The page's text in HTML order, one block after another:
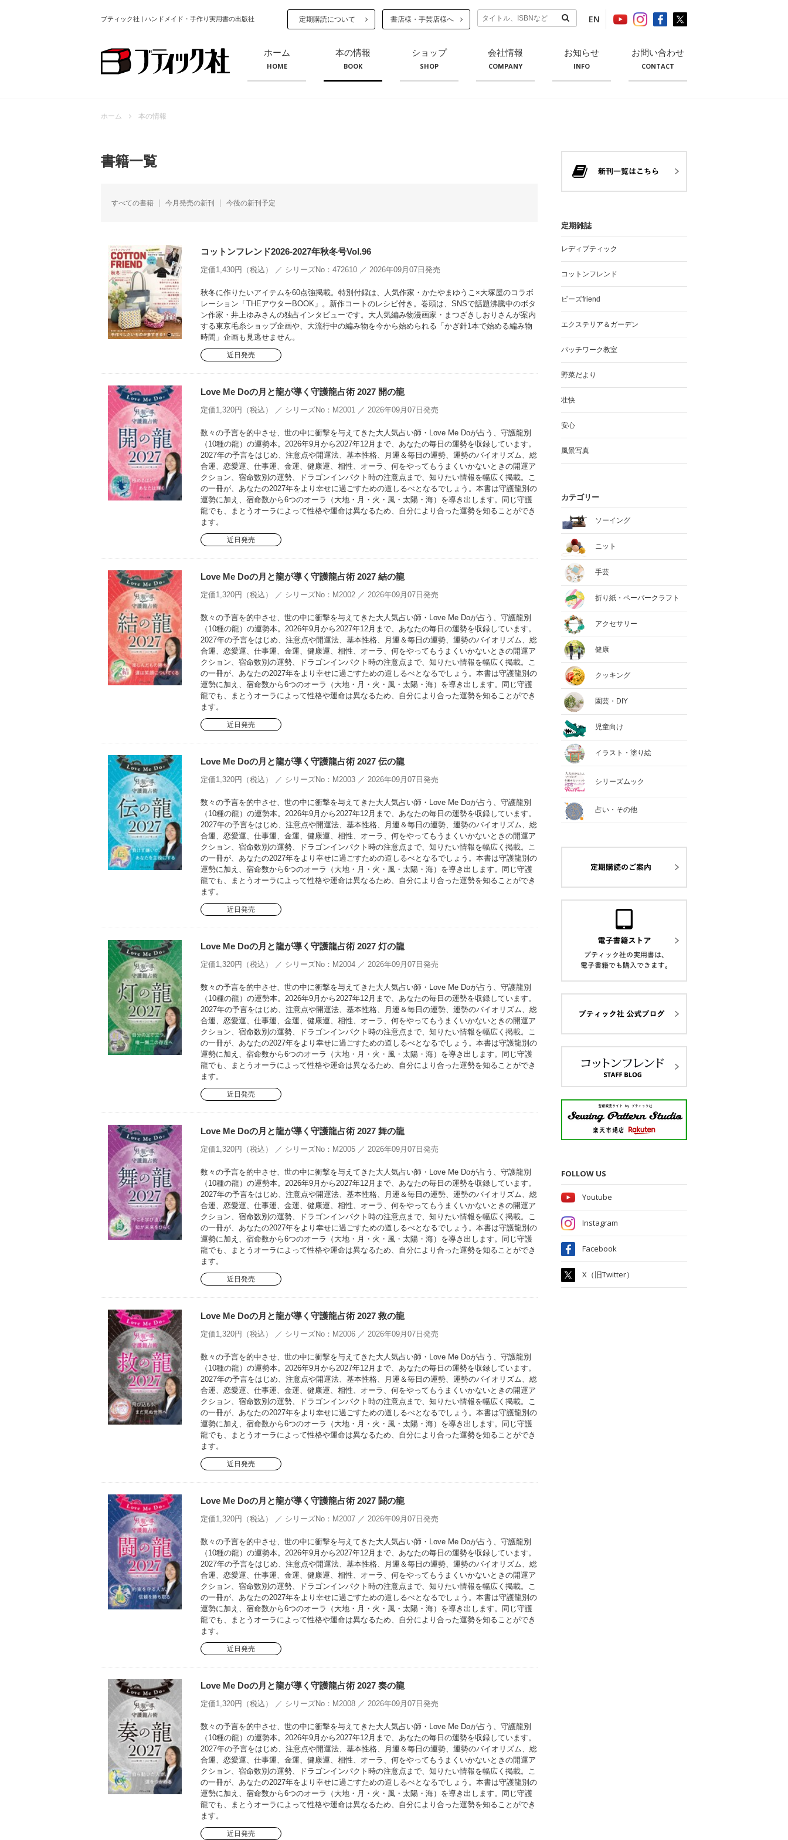
ブティック社 | ハンドメイド・手作り実用書の出版社 定期購読について 書店様・手芸店様へ EN
ホーム
HOME
本の情報
BOOK
ショップ
SHOP
会社情報
COMPANY
お知らせ
INFO
お問い合わせ
CONTACT
ホーム 本の情報
書籍一覧
すべての書籍 今月発売の新刊 今後の新刊予定
コットンフレンド2026-2027年秋冬号Vol.96
定価1,430円（税込） ／ シリーズNo：472610 ／ 2026年09月07日発売
秋冬に作りたいアイテムを60点強掲載。特別付録は、人気作家・かたやまゆうこ×大塚屋のコラボ
レーション「THEアウターBOOK」。新作コートのレシピ付き。巻頭は、SNSで話題沸騰中のボタ
ン作家・井上ゆみさんの独占インタビューです。大人気編み物漫画家・まつざきしおりさんが案内
する東京毛糸ショップ企画や、大流行中の編み物を今から始められる「かぎ針1本で始める編み物
時間」企画も見逃せません。
近日発売
Love Me Doの月と龍が導く守護龍占術 2027 開の龍
定価1,320円（税込） ／ シリーズNo：M2001 ／ 2026年09月07日発売
数々の予言を的中させ、世の中に衝撃を与えてきた大人気占い師・Love Me Doが占う、守護龍別
（10種の龍）の運勢本。2026年9月から2027年12月まで、あなたの毎日の運勢を収録しています。
2027年の予言をはじめ、注意点や開運法、基本性格、月運＆毎日の運勢、運勢のバイオリズム、総
合運、恋愛運、仕事運、金運、健康運、相性、オーラ、何をやってもうまくいかないときの開運ア
クション、宿命数別の運勢、ドラゴンインパクト時の注意点まで、知りたい情報を幅広く掲載。こ
の一冊が、あなたの2027年をより幸せに過ごすための道しるべとなるでしょう。本書は守護龍別の
運勢に加え、宿命数から6つのオーラ（大地・月・火・風・太陽・海）を導き出します。同じ守護
龍でも、まとうオーラによって性格や運命は異なるため、自分により合った運勢を知ることができ
ます。
近日発売
Love Me Doの月と龍が導く守護龍占術 2027 結の龍
定価1,320円（税込） ／ シリーズNo：M2002 ／ 2026年09月07日発売
数々の予言を的中させ、世の中に衝撃を与えてきた大人気占い師・Love Me Doが占う、守護龍別
（10種の龍）の運勢本。2026年9月から2027年12月まで、あなたの毎日の運勢を収録しています。
2027年の予言をはじめ、注意点や開運法、基本性格、月運＆毎日の運勢、運勢のバイオリズム、総
合運、恋愛運、仕事運、金運、健康運、相性、オーラ、何をやってもうまくいかないときの開運ア
クション、宿命数別の運勢、ドラゴンインパクト時の注意点まで、知りたい情報を幅広く掲載。こ
の一冊が、あなたの2027年をより幸せに過ごすための道しるべとなるでしょう。本書は守護龍別の
運勢に加え、宿命数から6つのオーラ（大地・月・火・風・太陽・海）を導き出します。同じ守護
龍でも、まとうオーラによって性格や運命は異なるため、自分により合った運勢を知ることができ
ます。
近日発売
Love Me Doの月と龍が導く守護龍占術 2027 伝の龍
定価1,320円（税込） ／ シリーズNo：M2003 ／ 2026年09月07日発売
数々の予言を的中させ、世の中に衝撃を与えてきた大人気占い師・Love Me Doが占う、守護龍別
（10種の龍）の運勢本。2026年9月から2027年12月まで、あなたの毎日の運勢を収録しています。
2027年の予言をはじめ、注意点や開運法、基本性格、月運＆毎日の運勢、運勢のバイオリズム、総
合運、恋愛運、仕事運、金運、健康運、相性、オーラ、何をやってもうまくいかないときの開運ア
クション、宿命数別の運勢、ドラゴンインパクト時の注意点まで、知りたい情報を幅広く掲載。こ
の一冊が、あなたの2027年をより幸せに過ごすための道しるべとなるでしょう。本書は守護龍別の
運勢に加え、宿命数から6つのオーラ（大地・月・火・風・太陽・海）を導き出します。同じ守護
龍でも、まとうオーラによって性格や運命は異なるため、自分により合った運勢を知ることができ
ます。
近日発売
Love Me Doの月と龍が導く守護龍占術 2027 灯の龍
定価1,320円（税込） ／ シリーズNo：M2004 ／ 2026年09月07日発売
数々の予言を的中させ、世の中に衝撃を与えてきた大人気占い師・Love Me Doが占う、守護龍別
（10種の龍）の運勢本。2026年9月から2027年12月まで、あなたの毎日の運勢を収録しています。
2027年の予言をはじめ、注意点や開運法、基本性格、月運＆毎日の運勢、運勢のバイオリズム、総
合運、恋愛運、仕事運、金運、健康運、相性、オーラ、何をやってもうまくいかないときの開運ア
クション、宿命数別の運勢、ドラゴンインパクト時の注意点まで、知りたい情報を幅広く掲載。こ
の一冊が、あなたの2027年をより幸せに過ごすための道しるべとなるでしょう。本書は守護龍別の
運勢に加え、宿命数から6つのオーラ（大地・月・火・風・太陽・海）を導き出します。同じ守護
龍でも、まとうオーラによって性格や運命は異なるため、自分により合った運勢を知ることができ
ます。
近日発売
Love Me Doの月と龍が導く守護龍占術 2027 舞の龍
定価1,320円（税込） ／ シリーズNo：M2005 ／ 2026年09月07日発売
数々の予言を的中させ、世の中に衝撃を与えてきた大人気占い師・Love Me Doが占う、守護龍別
（10種の龍）の運勢本。2026年9月から2027年12月まで、あなたの毎日の運勢を収録しています。
2027年の予言をはじめ、注意点や開運法、基本性格、月運＆毎日の運勢、運勢のバイオリズム、総
合運、恋愛運、仕事運、金運、健康運、相性、オーラ、何をやってもうまくいかないときの開運ア
クション、宿命数別の運勢、ドラゴンインパクト時の注意点まで、知りたい情報を幅広く掲載。こ
の一冊が、あなたの2027年をより幸せに過ごすための道しるべとなるでしょう。本書は守護龍別の
運勢に加え、宿命数から6つのオーラ（大地・月・火・風・太陽・海）を導き出します。同じ守護
龍でも、まとうオーラによって性格や運命は異なるため、自分により合った運勢を知ることができ
ます。
近日発売
Love Me Doの月と龍が導く守護龍占術 2027 救の龍
定価1,320円（税込） ／ シリーズNo：M2006 ／ 2026年09月07日発売
数々の予言を的中させ、世の中に衝撃を与えてきた大人気占い師・Love Me Doが占う、守護龍別
（10種の龍）の運勢本。2026年9月から2027年12月まで、あなたの毎日の運勢を収録しています。
2027年の予言をはじめ、注意点や開運法、基本性格、月運＆毎日の運勢、運勢のバイオリズム、総
合運、恋愛運、仕事運、金運、健康運、相性、オーラ、何をやってもうまくいかないときの開運ア
クション、宿命数別の運勢、ドラゴンインパクト時の注意点まで、知りたい情報を幅広く掲載。こ
の一冊が、あなたの2027年をより幸せに過ごすための道しるべとなるでしょう。本書は守護龍別の
運勢に加え、宿命数から6つのオーラ（大地・月・火・風・太陽・海）を導き出します。同じ守護
龍でも、まとうオーラによって性格や運命は異なるため、自分により合った運勢を知ることができ
ます。
近日発売
Love Me Doの月と龍が導く守護龍占術 2027 闘の龍
定価1,320円（税込） ／ シリーズNo：M2007 ／ 2026年09月07日発売
数々の予言を的中させ、世の中に衝撃を与えてきた大人気占い師・Love Me Doが占う、守護龍別
（10種の龍）の運勢本。2026年9月から2027年12月まで、あなたの毎日の運勢を収録しています。
2027年の予言をはじめ、注意点や開運法、基本性格、月運＆毎日の運勢、運勢のバイオリズム、総
合運、恋愛運、仕事運、金運、健康運、相性、オーラ、何をやってもうまくいかないときの開運ア
クション、宿命数別の運勢、ドラゴンインパクト時の注意点まで、知りたい情報を幅広く掲載。こ
の一冊が、あなたの2027年をより幸せに過ごすための道しるべとなるでしょう。本書は守護龍別の
運勢に加え、宿命数から6つのオーラ（大地・月・火・風・太陽・海）を導き出します。同じ守護
龍でも、まとうオーラによって性格や運命は異なるため、自分により合った運勢を知ることができ
ます。
近日発売
Love Me Doの月と龍が導く守護龍占術 2027 奏の龍
定価1,320円（税込） ／ シリーズNo：M2008 ／ 2026年09月07日発売
数々の予言を的中させ、世の中に衝撃を与えてきた大人気占い師・Love Me Doが占う、守護龍別
（10種の龍）の運勢本。2026年9月から2027年12月まで、あなたの毎日の運勢を収録しています。
2027年の予言をはじめ、注意点や開運法、基本性格、月運＆毎日の運勢、運勢のバイオリズム、総
合運、恋愛運、仕事運、金運、健康運、相性、オーラ、何をやってもうまくいかないときの開運ア
クション、宿命数別の運勢、ドラゴンインパクト時の注意点まで、知りたい情報を幅広く掲載。こ
の一冊が、あなたの2027年をより幸せに過ごすための道しるべとなるでしょう。本書は守護龍別の
運勢に加え、宿命数から6つのオーラ（大地・月・火・風・太陽・海）を導き出します。同じ守護
龍でも、まとうオーラによって性格や運命は異なるため、自分により合った運勢を知ることができ
ます。
近日発売
定期雑誌
レディブティック
コットンフレンド
ビーズfriend
エクステリア＆ガーデン
パッチワーク教室
野菜だより
壮快
安心
風景写真
カテゴリー
ソーイング
ニット
手芸
折り紙・ペーパークラフト
アクセサリー
健康
クッキング
園芸・DIY
児童向け
イラスト・塗り絵
シリーズムック
占い・その他
FOLLOW US
Youtube
Instagram
Facebook
X（旧Twitter）